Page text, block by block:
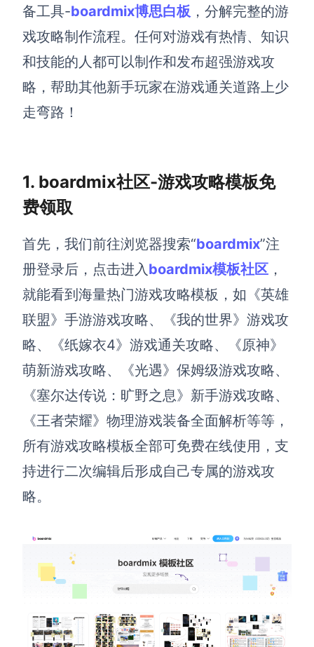
下载
高效协作
团队协作提效
在线白板
涂鸦画板
敏捷实践
ER图
UML图
数据流图
情绪板
创意与绘图
备工具-boardmix博思白板 ，分解完整的游
戏攻略制作流程。任何对游戏有热情、知识
和技能的人都可以制作和发布超强游戏攻
略，帮助其他新手玩家在游戏通关道路上少
走弯路！
1. boardmix社区-游戏攻略模板免
费领取
首先，我们前往浏览器搜索“boardmix”注
册登录后，点击进入boardmix模板社区 ，
就能看到海量热门游戏攻略模板，如《英雄
联盟》手游游戏攻略、《我的世界》游戏攻
略、《纸嫁衣4》游戏通关攻略、《原神》
萌新游戏攻略、《光遇》保姆级游戏攻略、
《塞尔达传说：旷野之息》新手游戏攻略、
《王者荣耀》物理游戏装备全面解析等等，
所有游戏攻略模板全部可免费在线使用，支
持进行二次编辑后形成自己专属的游戏攻
略。